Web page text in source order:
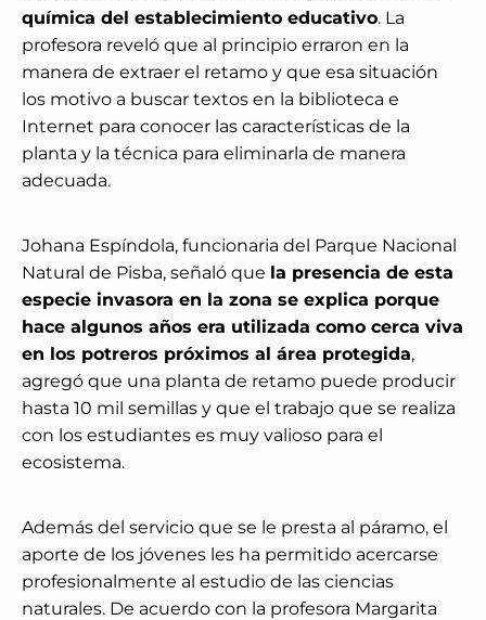
química del establecimiento educativo. La
profesora reveló que al principio erraron en la
manera de extraer el retamo y que esa situación
los motivo a buscar textos en la biblioteca e
Internet para conocer las características de la
planta y la técnica para eliminarla de manera
adecuada.
Johana Espíndola, funcionaria del Parque Nacional
Natural de Pisba, señaló que la presencia de esta
especie invasora en la zona se explica porque
hace algunos años era utilizada como cerca viva
en los potreros próximos al área protegida,
agregó que una planta de retamo puede producir
hasta 10 mil semillas y que el trabajo que se realiza
con los estudiantes es muy valioso para el
ecosistema.
Además del servicio que se le presta al páramo, el
aporte de los jóvenes les ha permitido acercarse
profesionalmente al estudio de las ciencias
naturales. De acuerdo con la profesora Margarita